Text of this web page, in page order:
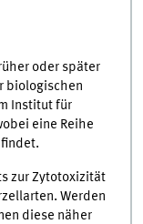
oder später
biologischen
Institut für
eine Reihe
zur Zytotoxizität
Werden
diese näher